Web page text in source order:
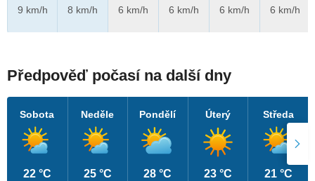
9 km/h
8 km/h
6 km/h
6 km/h
6 km/h
6 km/h
Předpověď počasí na další dny
Sobota
22 °C
Neděle
25 °C
Pondělí
28 °C
Úterý
23 °C
Středa
21 °C